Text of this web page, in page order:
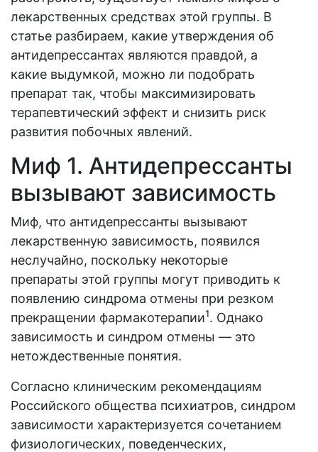
лекарственных средствах этой группы. В
статье разбираем, какие утверждения об
антидепрессантах являются правдой, а
какие выдумкой, можно ли подобрать
препарат так, чтобы максимизировать
терапевтический эффект и снизить риск
развития побочных явлений.
Миф 1. Антидепрессанты
вызывают зависимость
Миф, что антидепрессанты вызывают
лекарственную зависимость, появился
неслучайно, поскольку некоторые
препараты этой группы могут приводить к
появлению синдрома отмены при резком
прекращении фармакотерапии1. Однако
зависимость и синдром отмены — это
нетождественные понятия.
Согласно клиническим рекомендациям
Российского общества психиатров, синдром
зависимости характеризуется сочетанием
физиологических, поведенческих,